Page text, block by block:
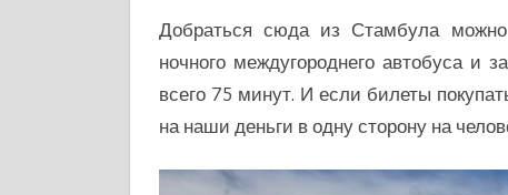
Добраться сюда из Стамбула
ночного междугороднего автобуса
всего 75 минут. И если билеты
на наши деньги в одну сторону на